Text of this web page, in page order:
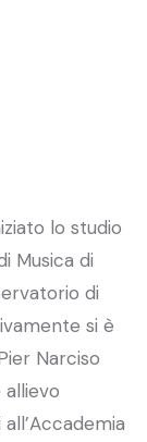
lo studio
Musica di
di
si è
Narciso